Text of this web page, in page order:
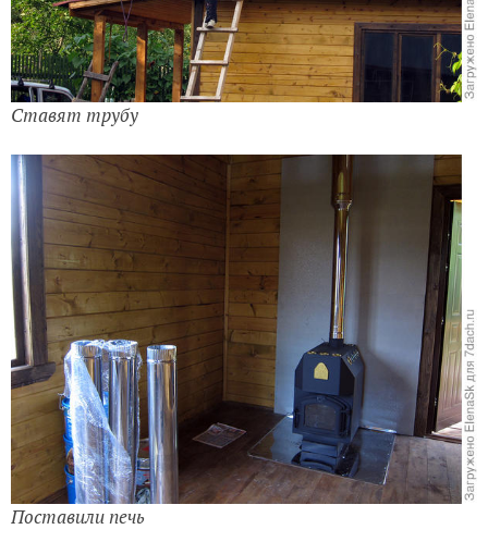
Ставят трубу
Поставили печь